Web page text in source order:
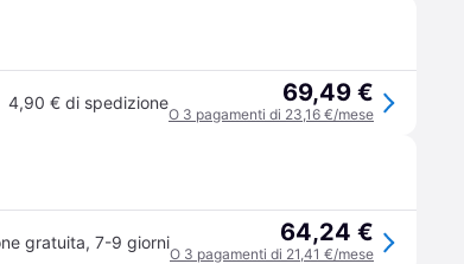
4,90 € di spedizione 69,49 €
O 3 pagamenti di 23,16 €/mese
gratuita, 7-9 giorni 64,24 €
O 3 pagamenti di 21,41 €/mese